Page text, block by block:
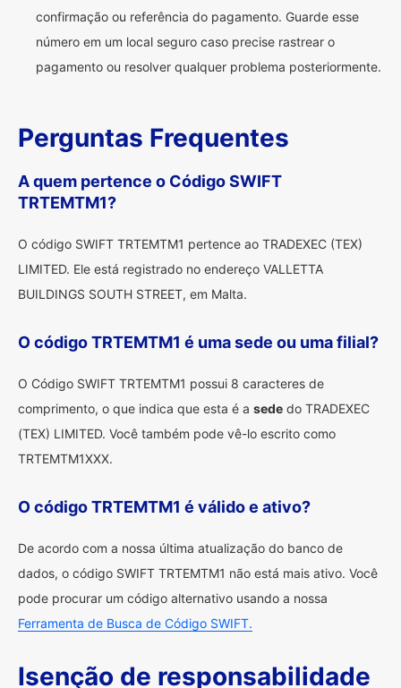
confirmação ou referência do pagamento. Guarde esse
número em um local seguro caso precise rastrear o
pagamento ou resolver qualquer problema posteriormente.
Perguntas Frequentes
A quem pertence o Código SWIFT
TRTEMTM1?
O código SWIFT TRTEMTM1 pertence ao TRADEXEC (TEX)
LIMITED. Ele está registrado no endereço VALLETTA
BUILDINGS SOUTH STREET, em Malta.
O código TRTEMTM1 é uma sede ou uma filial?
O Código SWIFT TRTEMTM1 possui 8 caracteres de
comprimento, o que indica que esta é a sede do TRADEXEC
(TEX) LIMITED. Você também pode vê-lo escrito como
TRTEMTM1XXX.
O código TRTEMTM1 é válido e ativo?
De acordo com a nossa última atualização do banco de
dados, o código SWIFT TRTEMTM1 não está mais ativo. Você
pode procurar um código alternativo usando a nossa
Ferramenta de Busca de Código SWIFT.
Isenção de responsabilidade